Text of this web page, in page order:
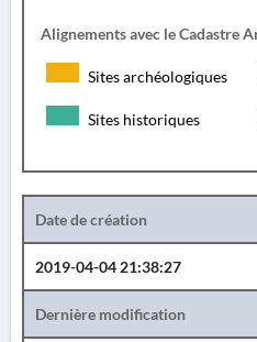
Alignements avec le Cadastre
Sites archéologiques
Sites historiques
Date de création
2019-04-04 21:38:27
Dernière modification